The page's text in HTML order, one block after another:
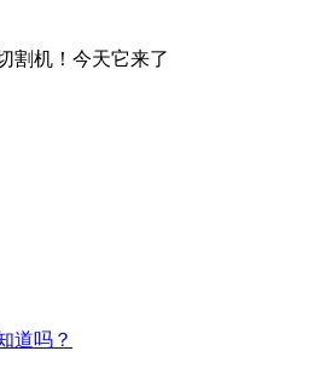
割机！今天它来了
道吗？